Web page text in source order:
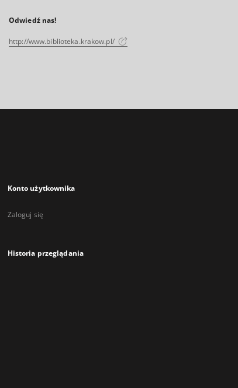
Odwiedź nas!
http://www.biblioteka.krakow.pl/
Konto użytkownika
Zaloguj się
Historia przeglądania